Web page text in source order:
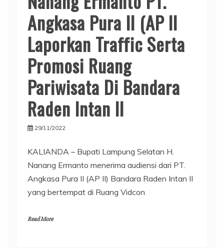
Angkasa Pura II (AP II
Laporkan Traffic Serta
Promosi Ruang
Pariwisata Di Bandara
Raden Intan II
29/11/2022
KALIANDA – Bupati Lampung Selatan H.
Nanang Ermanto menerima audiensi dari PT.
Angkasa Pura II (AP II) Bandara Raden Intan II
yang bertempat di Ruang Vidcon
Read More